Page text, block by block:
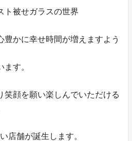
ト被せガラスの世界
豊かに幸せ時間が増えますよう
す。
笑顔を願い楽しんでいただける
店舗が誕生します。